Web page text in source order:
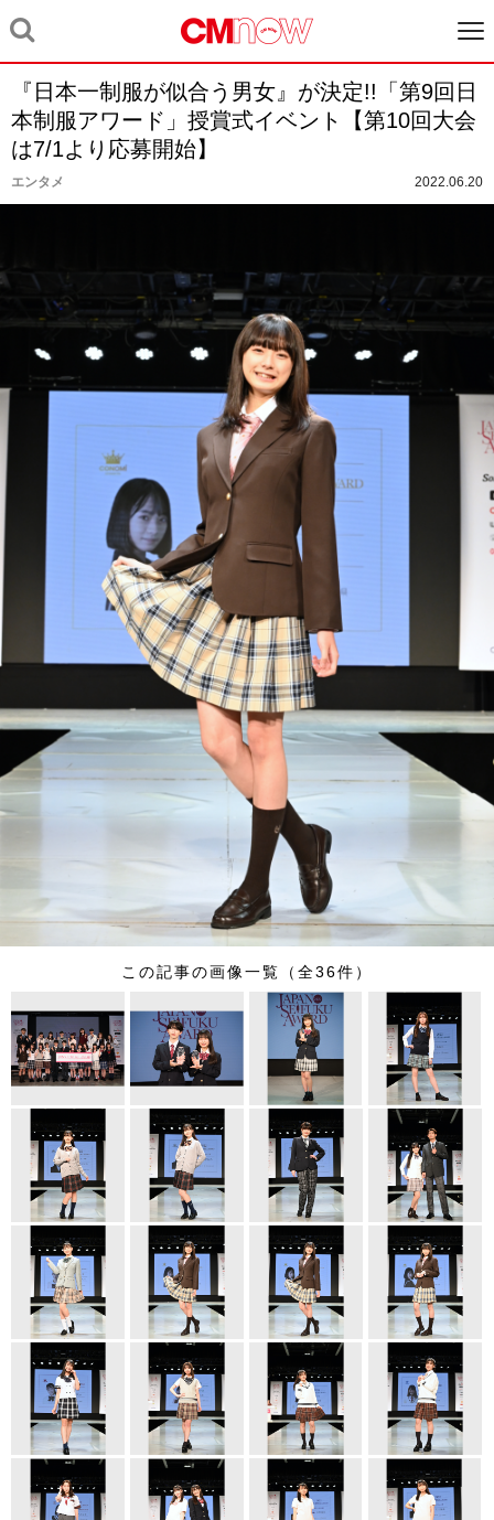
『日本一制服が似合う男女』が決定!!「第9回日
本制服アワード」授賞式イベント【第10回大会
は7/1より応募開始】
エンタメ 2022.06.20
この記事の画像一覧（全36件）